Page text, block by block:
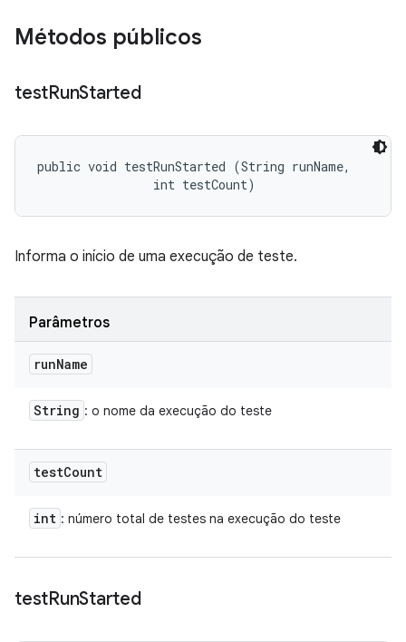
Métodos públicos
testRunStarted
public void testRunStarted (String runName,
                int testCount)
Informa o início de uma execução de teste.
Parâmetros
runName
String : o nome da execução do teste
testCount
int : número total de testes na execução do teste
testRunStarted